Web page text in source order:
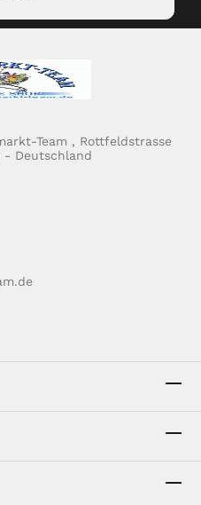
Team , Rottfeldstrasse
- Deutschland